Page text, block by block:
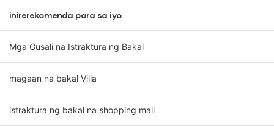
inirerekomenda para sa iyo
Mga Gusali na Istraktura ng Bakal
magaan na bakal Villa
istraktura ng bakal na shopping mall